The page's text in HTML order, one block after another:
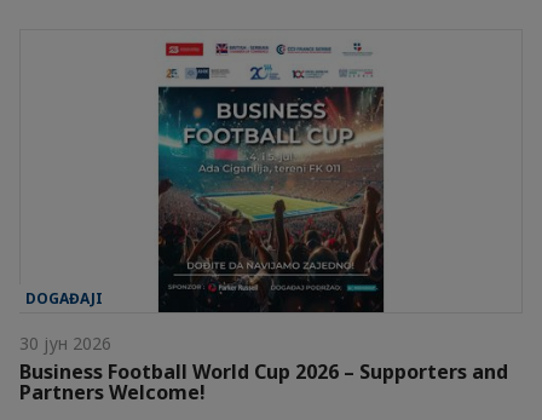
DOGAĐAJI
30 јун 2026
Business Football World Cup 2026 – Supporters and
Partners Welcome!